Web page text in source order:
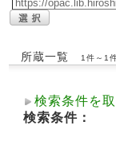
所蔵一覧 1件～1
検索条件を
検索条件：